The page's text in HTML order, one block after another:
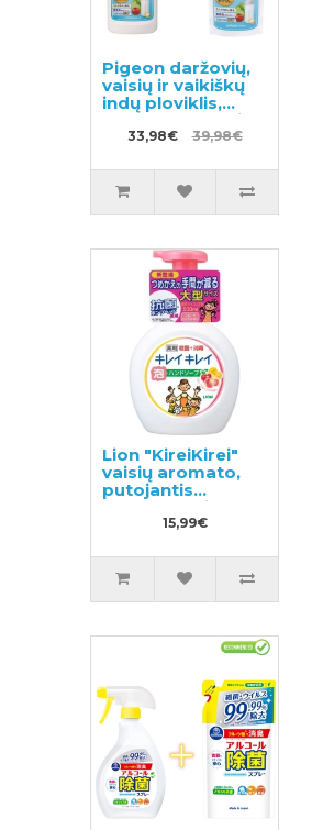
Pigeon daržovių,
vaisių ir vaikiškų
indų ploviklis,
800ml dozatorius
+ papildymas
33,98€ 39,98€
Lion "KireiKirei"
vaisių aromato,
putojantis
skystas muilas
15,99€